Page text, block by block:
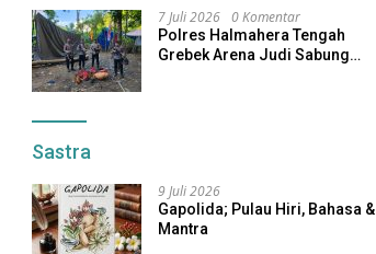
7 Juli 2026 0 Komentar
Polres Halmahera Tengah
Grebek Arena Judi Sabung
Sastra
9 Juli 2026
Gapolida; Pulau Hiri, Bahasa &
Mantra